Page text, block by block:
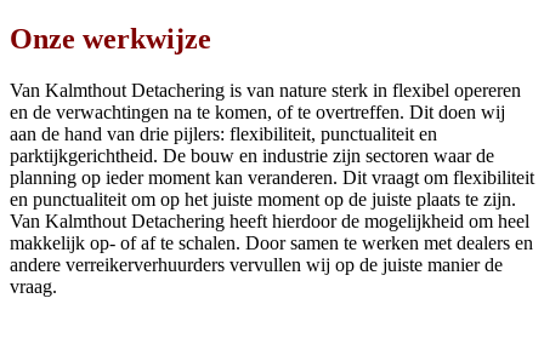
Onze werkwijze
Van Kalmthout Detachering is van nature sterk in flexibel opereren
en de verwachtingen na te komen, of te overtreffen. Dit doen wij
aan de hand van drie pijlers: flexibiliteit, punctualiteit en
parktijkgerichtheid. De bouw en industrie zijn sectoren waar de
planning op ieder moment kan veranderen. Dit vraagt om flexibiliteit
en punctualiteit om op het juiste moment op de juiste plaats te zijn.
Van Kalmthout Detachering heeft hierdoor de mogelijkheid om heel
makkelijk op- of af te schalen. Door samen te werken met dealers en
andere verreikerverhuurders vervullen wij op de juiste manier de
vraag.